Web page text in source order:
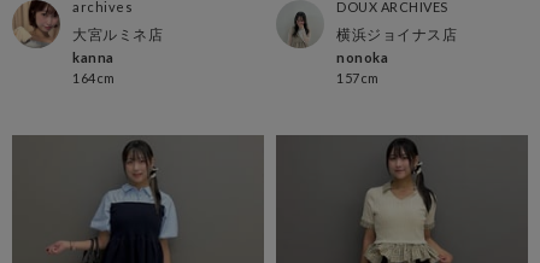
archives
大宮ルミネ店
kanna
164cm
DOUX ARCHIVES
横浜ジョイナス店
nonoka
157cm